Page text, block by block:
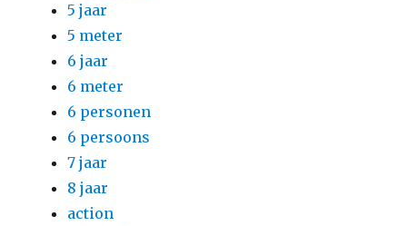
5 jaar
5 meter
6 jaar
6 meter
6 personen
6 persoons
7 jaar
8 jaar
action